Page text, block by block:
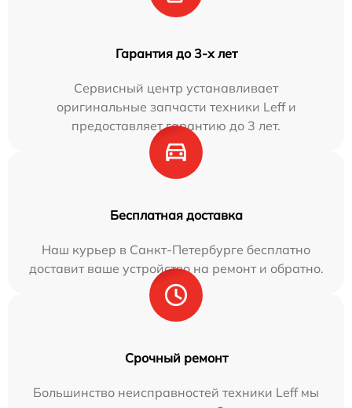
Гарантия до 3-х лет
Сервисный центр устанавливает
оригинальные запчасти техники Leff и
предоставляет гарантию до 3 лет.
Бесплатная доставка
Наш курьер в Санкт-Петербурге бесплатно
доставит ваше устройство на ремонт и обратно.
Срочный ремонт
Большинство неисправностей техники Leff мы